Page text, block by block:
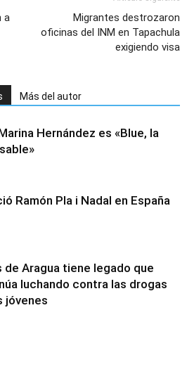
a
Migrantes destrozaron
oficinas del INM en Tapachula
exigiendo visa
Más del autor
Hernández es «Blue, la
Ramón Pla i Nadal en España
de Aragua tiene legado que
luchando contra las drogas
jóvenes